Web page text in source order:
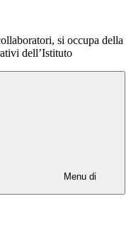
si occupa della
dell’Istituto
Menu di